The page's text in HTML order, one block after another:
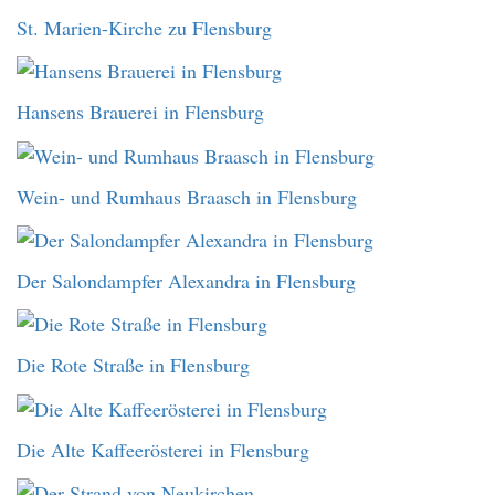
St. Marien-Kirche zu Flensburg
Hansens Brauerei in Flensburg
Wein- und Rumhaus Braasch in Flensburg
Der Salondampfer Alexandra in Flensburg
Die Rote Straße in Flensburg
Die Alte Kaffeerösterei in Flensburg